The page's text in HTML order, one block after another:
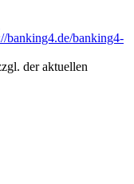
banking4.de/banking4-
der aktuellen